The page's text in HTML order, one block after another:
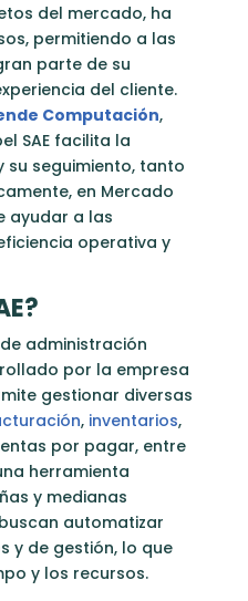
del mercado, ha
permitiendo a las
parte de su
del cliente.
Computación,
SAE facilita la
su seguimiento, tanto
en Mercado
ayudar a las
operativa y
administración
por la empresa
gestionar diversas
, inventarios,
por pagar, entre
herramienta
y medianas
automatizar
y de gestión, lo que
y los recursos.